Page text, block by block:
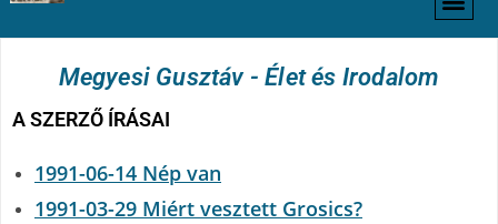
Megyesi Gusztáv - Élet és Irodalom
A SZERZŐ ÍRÁSAI
1991-06-14 Nép van
1991-03-29 Miért vesztett Grosics?